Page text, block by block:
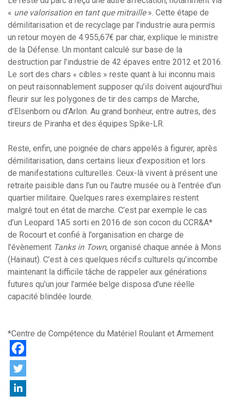
« une valorisation en tant que mitraille». Cette étape de
démilitarisation et de recyclage par l’industrie aura permis
un retour moyen de 4.955,67€ par char, explique le ministre
de la Défense. Un montant calculé sur base de la
destruction par l’industrie de 42 épaves entre 2012 et 2016.
Le sort des chars « cibles » reste quant à lui inconnu mais
on peut raisonnablement supposer qu’ils doivent aujourd’hui
fleurir sur les polygones de tir des camps de Marche,
d’Elsenborn ou d’Arlon. Au grand bonheur, entre autres, des
tireurs de Piranha et des équipes Spike-LR.
Reste, enfin, une poignée de chars appelés à figurer, après
démilitarisation, dans certains lieux d’exposition et lors
de manifestations culturelles. Ceux-là vivent à présent une
retraite paisible dans l’un ou l’autre musée ou à l’entrée d’un
quartier militaire. Quelques rares exemplaires restent
malgré tout en état de marche. C’est par exemple le cas
d’un Leopard 1A5 sorti en 2016 de son cocon du CCR&A*
de Rocourt et confié à l’organisation en charge de
l’évènement Tanks in Town, organisé chaque année à Mons
(Hainaut). C’est à ces quelques récifs culturels qu’incombe
maintenant la difficile tâche de rappeler aux générations
futures qu’un jour l’armée belge disposa d’une réelle
capacité blindée lourde.
*Centre de Compétence du Matériel Roulant et Armement